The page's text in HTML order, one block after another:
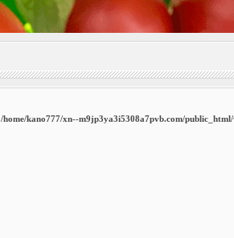
/home/kano777/xn--m9jp3ya3i5308a7pvb.com/